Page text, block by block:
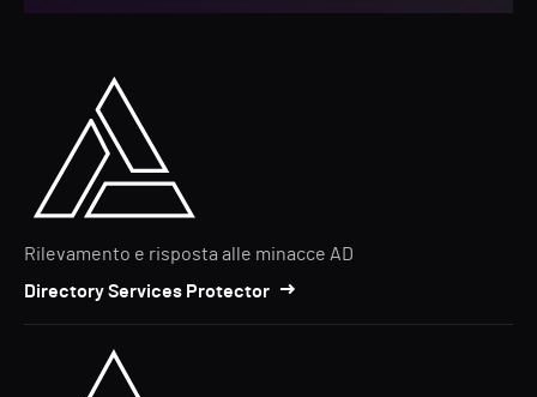
Rilevamento e risposta alle minacce AD
Directory Services Protector